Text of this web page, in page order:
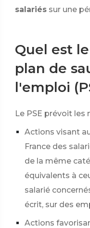
salariés sur une
Quel est
plan de
l'emploi
Le PSE prévoit les
Actions visant
France des
de la même
équivalents à
salarié
écrit, sur des
Actions